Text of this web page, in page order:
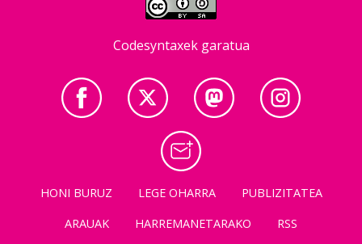
Codesyntaxek garatua
HONI BURUZ LEGE OHARRA
PUBLIZITATEA
ARAUAK
HARREMANETARAKO RSS